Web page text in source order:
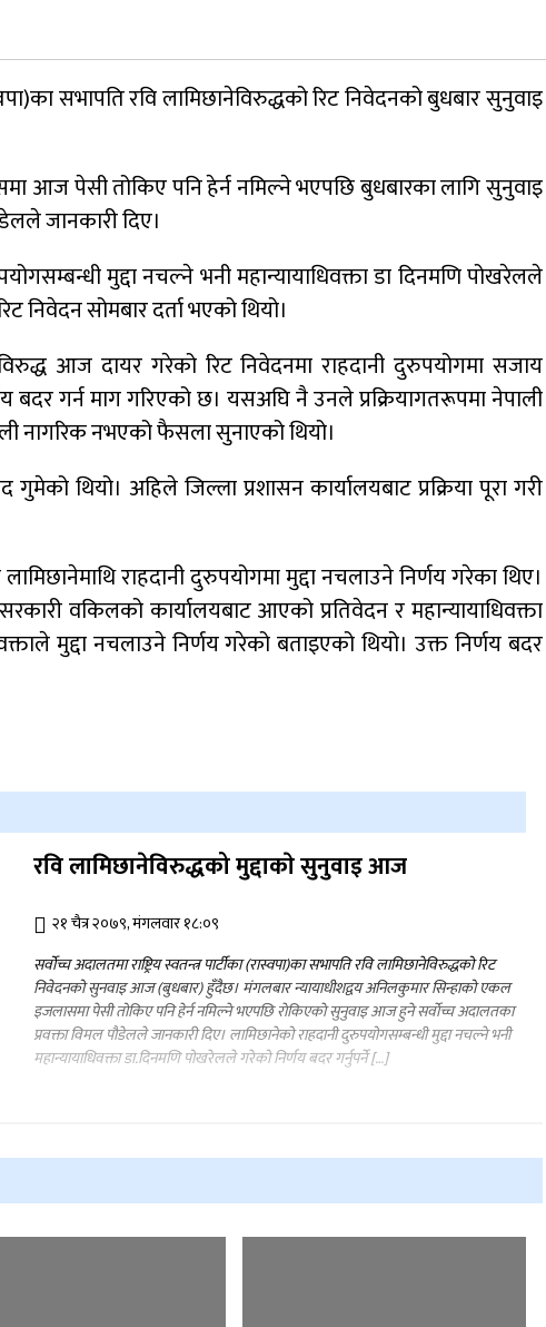
सभापति रवि लामिछानेविरुद्धको रिट निवेदनको बुधबार सुनुवाइ
आज पेसी तोकिए पनि हेर्न नमिल्ने भएपछि बुधबारका लागि सुनुवाइ
जानकारी दिए।
मुद्दा नचल्ने भनी महान्यायाधिवक्ता डा दिनमणि पोखरेलले
निवेदन सोमबार दर्ता भएको थियो।
आज दायर गरेको रिट निवेदनमा राहदानी दुरुपयोगमा सजाय
बदर गर्न माग गरिएको छ। यसअघि नै उनले प्रक्रियागतरूपमा नेपाली
नागरिक नभएको फैसला सुनाएको थियो।
थियो। अहिले जिल्ला प्रशासन कार्यालयबाट प्रक्रिया पूरा गरी
राहदानी दुरुपयोगमा मुद्दा नचलाउने निर्णय गरेका थिए।
वकिलको कार्यालयबाट आएको प्रतिवेदन र महान्यायाधिवक्ता
मुद्दा नचलाउने निर्णय गरेको बताइएको थियो। उक्त निर्णय बदर
रवि लामिछानेविरुद्धको मुद्दाकाे सुनुवाइ आज
२१ चैत्र २०७९, मंगलवार १८:०९
सर्वोच्च अदालतमा राष्ट्रिय स्वतन्त्र पार्टीका (रास्वपा)का सभापति रवि लामिछानेविरुद्धको रिट
निवेदनको सुनवाइ आज (बुधबार) हुँदैछ। मंगलबार न्यायाधीशद्वय अनिलकुमार सिन्हाको एकल
इजलासमा पेसी तोकिए पनि हेर्न नमिल्ने भएपछि राेकिएकाे सुनुवाइ आज हुने सर्वाेच्च अदालतका
प्रवक्ता विमल पाैडेलले जानकारी दिए। लामिछानेको राहदानी दुरुपयोगसम्बन्धी मुद्दा नचल्ने भनी
महान्यायाधिवक्ता डा.दिनमणि पोखरेलले गरेको निर्णय बदर गर्नुपर्ने […]